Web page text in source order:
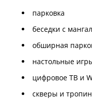
парковка
беседки с
обширная
настольные
цифровое ТВ и
скверы и